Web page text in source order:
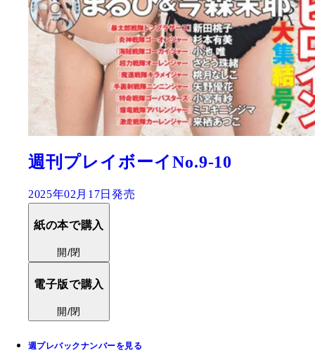
週刊プレイボーイNo.9-10
2025年02月17日発売
紙の本で購入
開/閉
電子版で購入
開/閉
週プレバックナンバーを見る